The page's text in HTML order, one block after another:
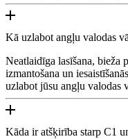
Kā uzlabot angļu valodas
Neatlaidīga lasīšana, bieža
izmantošana un
uzlabot jūsu angļu valodas
Kāda ir atšķirība starp C1